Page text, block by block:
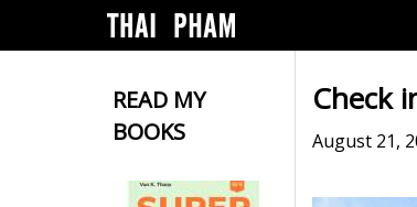
READ MY
BOOKS
Check
August 21,